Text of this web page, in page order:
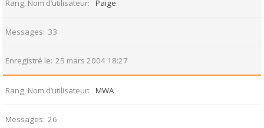
Rang, Nom d’utilisateur Paige
Messages 33
Enregistré le 25 mars 2004 18:27
Rang, Nom d’utilisateur MWA
Messages 26